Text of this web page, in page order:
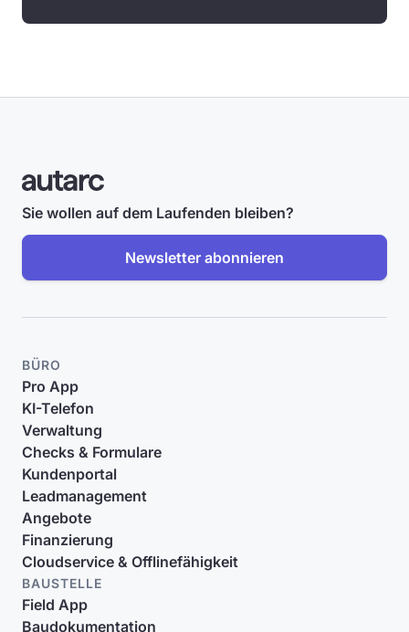
Sie wollen auf dem Laufenden bleiben?
Newsletter abonnieren
BÜRO
Pro App
KI-Telefon
Verwaltung
Checks & Formulare
Kundenportal
Leadmanagement
Angebote
Finanzierung
Cloudservice & Offlinefähigkeit
BAUSTELLE
Field App
Baudokumentation